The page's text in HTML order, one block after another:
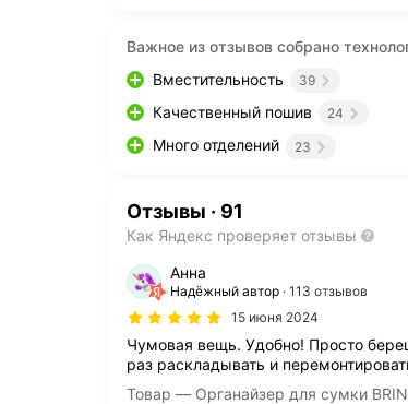
Важное из отзывов собрано
Вместительность
39
Качественный пошив 24
Много отделений 23
Отзывы · 91
Как Яндекс проверяет отзывы
Анна
Надёжный автор 113 отзывов
15 июня 2024
Чумовая вещь. Удобно! Просто
раз раскладывать и
Товар — Органайзер для сумки